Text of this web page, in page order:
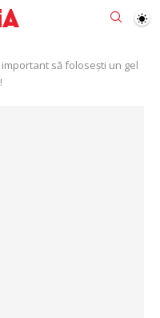
să folosești un gel